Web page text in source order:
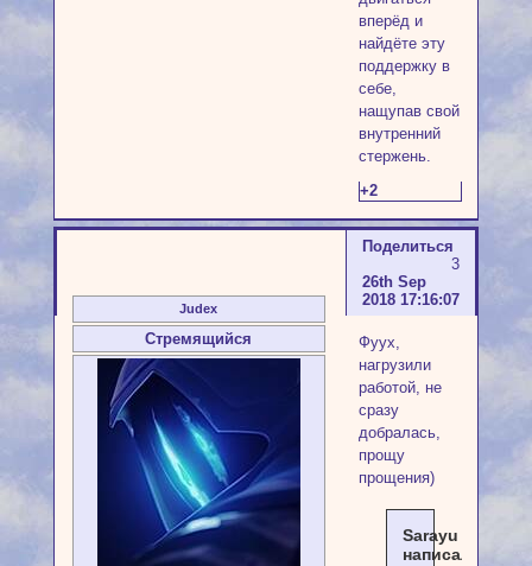
вперёд и
найдёте эту
поддержку в
себе,
нащупав свой
внутренний
стержень.
+2
Поделиться
3
26th Sep
2018 17:16:07
Judex
Стремящийся
Фуух,
нагрузили
работой, не
сразу
добралась,
прощу
прощения)
Sarayu
написал(а):